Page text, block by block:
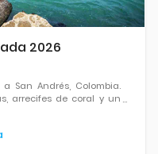
2026
San Andrés, Colombia.
arrecifes de coral y un
isleño.